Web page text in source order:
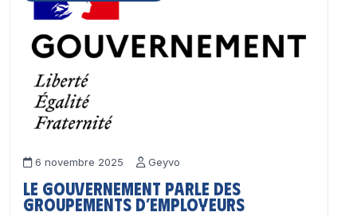
6 novembre 2025 Geyvo
Le Gouvernement parle des
groupements d’employeurs